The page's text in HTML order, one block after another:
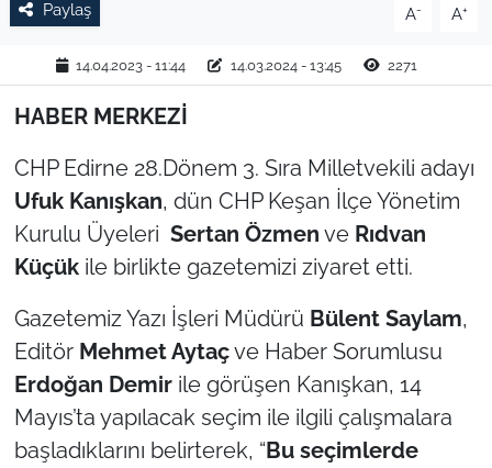
Paylaş A- A+
14.04.2023 - 11:44 14.03.2024 - 13:45 2271
HABER MERKEZİ
CHP Edirne 28.Dönem 3. Sıra Milletvekili adayı
Ufuk Kanışkan, dün CHP Keşan İlçe Yönetim
Kurulu Üyeleri Sertan Özmen ve Rıdvan
Küçükile birlikte gazetemizi ziyaret etti.
Gazetemiz Yazı İşleri Müdürü Bülent Saylam,
Editör Mehmet Aytaçve Haber Sorumlusu
Erdoğan Demirile görüşen Kanışkan, 14
Mayıs’ta yapılacak seçim ile ilgili çalışmalara
başladıklarını belirterek, “Bu seçimlerde
YAŞAM
EDİRNE
TEKİRDAĞ
KIRKLARELİ
ÇANAKKALE
Bölge
Güvenlik
Genel